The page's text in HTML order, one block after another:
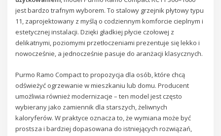
jest bardzo trafnym wyborem. To stalowy grzejnik płytowy typu
11, zaprojektowany z myślą o codziennym komforcie cieplnym i
estetycznej instalacji. Dzięki gładkiej płycie czołowej z
delikatnymi, poziomymi przetłoczeniami prezentuje się lekko i
nowocześnie, a jednocześnie pasuje do aranżacji klasycznych.
Purmo Ramo Compact to propozycja dla osób, które chcą
odświeżyć ogrzewanie w mieszkaniu lub domu. Producent
umożliwia również modernizacje – ten model jest często
wybierany jako zamiennik dla starszych, żeliwnych
kaloryferów. W praktyce oznacza to, że wymiana może być
prostsza i bardziej dopasowana do istniejących rozwiązań,